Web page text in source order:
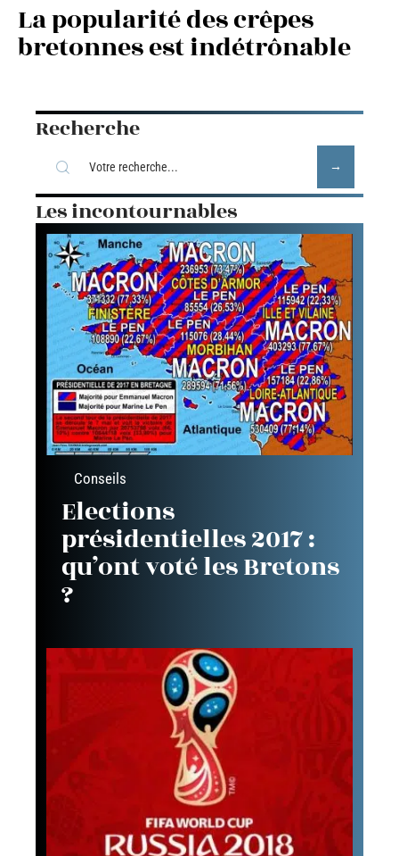
La popularité des crêpes
bretonnes est indétrônable
Recherche
Les incontournables
Conseils
Elections
présidentielles 2017 :
qu’ont voté les Bretons
?